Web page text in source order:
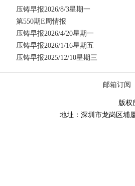
压铸早报2026/8/3星期一
第550期E周情报
压铸早报2026/4/20星期一
压铸早报2026/1/16星期五
压铸早报2025/12/10星期三
邮箱订阅
版权
地址：深圳市龙岗区埔